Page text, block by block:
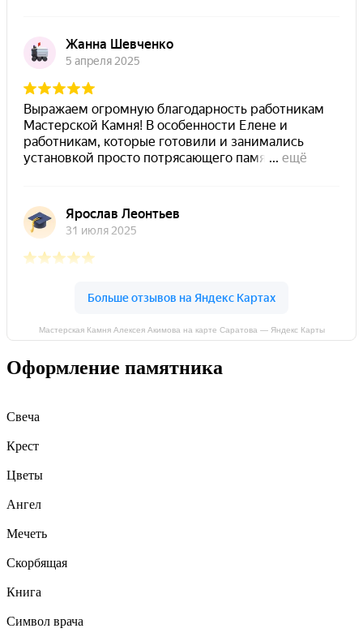
Мастерская Камня Алексея Акимова на карте Саратова — Яндекс Карты
Оформление памятника
Свеча
Крест
Цветы
Ангел
Мечеть
Скорбящая
Книга
Символ врача